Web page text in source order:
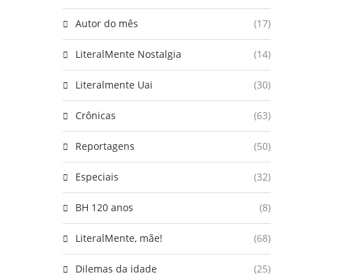
Autor do mês (17)
LiteralMente Nostalgia (14)
Literalmente Uai (30)
Crônicas (63)
Reportagens (50)
Especiais (32)
BH 120 anos (8)
LiteralMente, mãe! (68)
Dilemas da idade (25)